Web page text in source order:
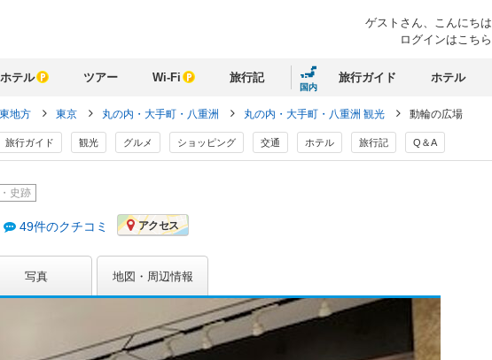
ゲストさん、 こんにちは
ログインはこちら
ホテル ツアー Wi-Fi 旅行記
国内
旅行ガイド ホテル
地方 東京 丸の内・大手町・八重洲 丸の内・大手町・八重洲 観光 動輪の広場
旅行ガイド 観光 グルメ ショッピング 交通 ホテル 旅行記 Q＆A
史跡
49件のクチコミ アクセス
写真 地図・周辺情報